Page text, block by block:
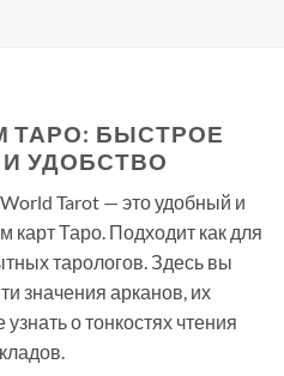
ТАРО: БЫСТРОЕ
УДОБСТВО
Tarot — это удобный и
карт Таро. Подходит как для
тарологов. Здесь вы
значения арканов, их
о тонкостях чтения